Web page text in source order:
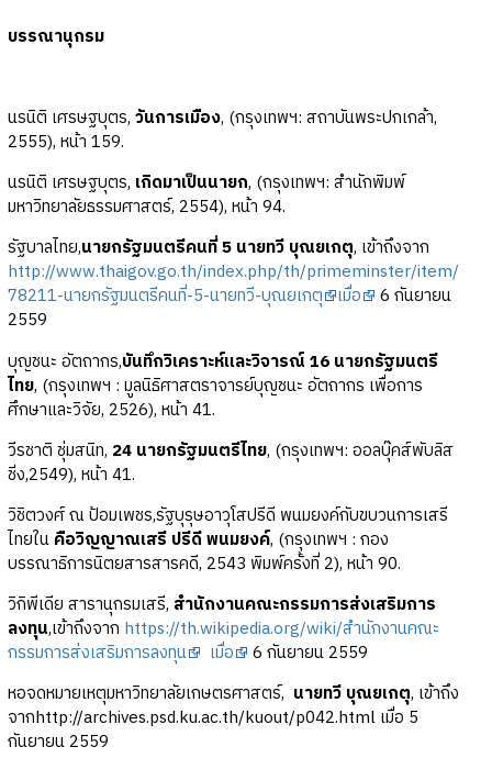
บรรณานุกรม
นรนิติ เศรษฐบุตร, วันการเมือง, (กรุงเทพฯ: สถาบันพระปกเกล้า,
2555), หน้า 159.
นรนิติ เศรษฐบุตร, เกิดมาเป็นนายก, (กรุงเทพฯ: สำนักพิมพ์
มหาวิทยาลัยธรรมศาสตร์, 2554), หน้า 94.
รัฐบาลไทย,นายกรัฐมนตรีคนที่ 5 นายทวี บุณยเกตุ, เข้าถึงจาก
http://www.thaigov.go.th/index.php/th/primeminster/item/
78211-นายกรัฐมนตรีคนที่-5-นายทวี-บุณยเกตุ เมื่อ
6 กันยายน
2559
บุญชนะ อัตถากร,บันทึกวิเคราะห์และวิจารณ์ 16 นายกรัฐมนตรี
ไทย, (กรุงเทพฯ : มูลนิธิศาสตราจารย์บุญชนะ อัตถากร เพื่อการ
ศึกษาและวิจัย, 2526), หน้า 41.
วีรชาติ ชุ่มสนิท, 24 นายกรัฐมนตรีไทย, (กรุงเทพฯ: ออลบุ๊คส์พับลิส
ชิ่ง,2549), หน้า 41.
วิชิตวงศ์ ณ ป้อมเพชร,รัฐบุรุษอาวุโสปรีดี พนมยงค์กับขบวนการเสรี
ไทยใน คือวิญญาณเสรี ปรีดี พนมยงค์, (กรุงเทพฯ : กอง
บรรณาธิการนิตยสารสารคดี, 2543 พิมพ์ครั้งที่ 2), หน้า 90.
วิกิพีเดีย สารานุกรมเสรี, สำนักงานคณะกรรมการส่งเสริมการ
ลงทุน,เข้าถึงจาก https://th.wikipedia.org/wiki/สำนักงานคณะ
กรรมการส่งเสริมการลงทุน
เมื่อ
6 กันยายน 2559
หอจดหมายเหตุมหาวิทยาลัยเกษตรศาสตร์, นายทวี บุณยเกตุ, เข้าถึง
จากhttp://archives.psd.ku.ac.th/kuout/p042.html เมื่อ 5
กันยายน 2559